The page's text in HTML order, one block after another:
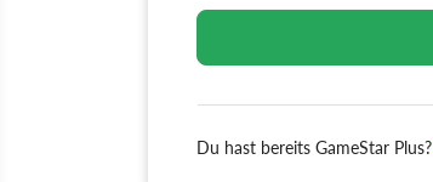
Du hast bereits GameStar Plus?